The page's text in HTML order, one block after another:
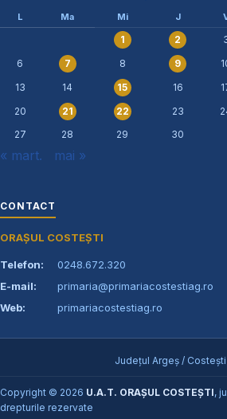
L Ma Mi J
1 2
6
7 8 9
13
14 15 16
20
21 22 23
27
28 29 30
« mart. mai »
CONTACT
ORAȘUL COSTEȘTI
Telefon:
0248.672.320
E-mail:
primaria@primariacostestiag.ro
Web:
primariacostestiag.ro
Județul Argeș / Costești
Copyright © 2026 U.A.T. ORAȘUL COSTEȘTI,
drepturile rezervate